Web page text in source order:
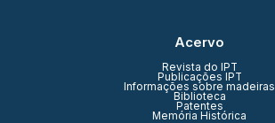
Acervo
Revista do IPT
Publicações IPT
Informações sobre madeiras
Biblioteca
Patentes
Memória Histórica